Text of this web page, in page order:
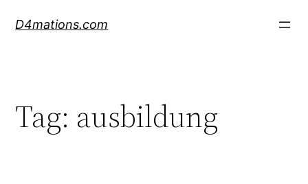
D4mations.com
Tag: ausbildung